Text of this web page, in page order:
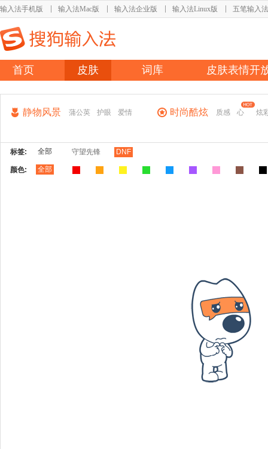
输入法手机版 输入法Mac版 输入法企业版 输入法Linux版 五笔输入法
首页 皮肤 词库 皮肤表情开
静物风景 蒲公英 护眼 爱情 时尚酷炫 质感 心 炫
标签: 全部 守望先锋 DNF
颜色: 全部